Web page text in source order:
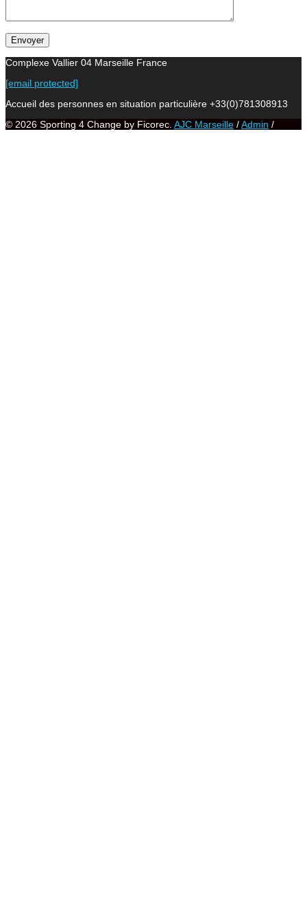
Complexe Vallier 04 Marseille France
[email protected]
Accueil des personnes en situation particulière +33(0)781308913
© 2026 Sporting 4 Change by Ficorec. AJC Marseille /Admin /